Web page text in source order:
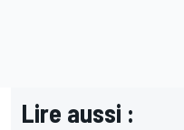
Lire aussi :